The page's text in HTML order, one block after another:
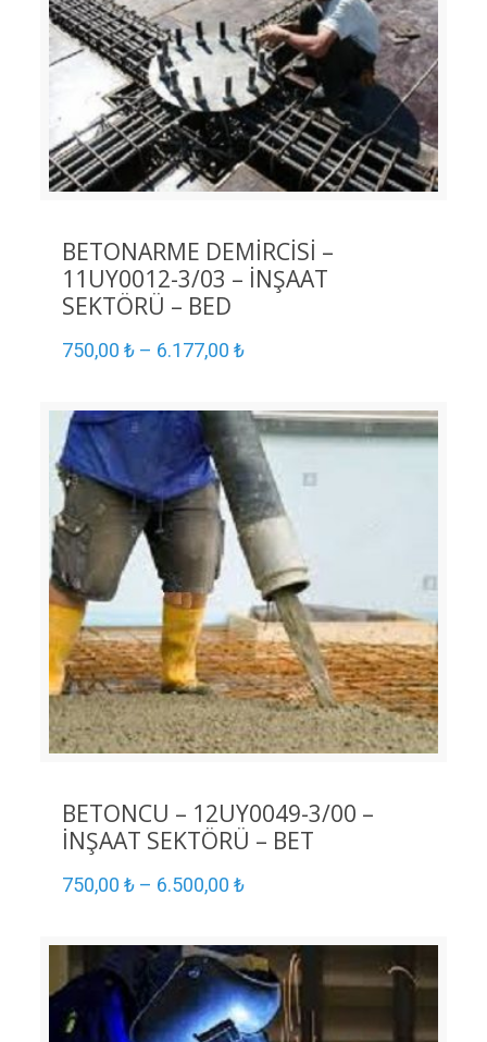
BETONARME DEMİRCİSİ –
11UY0012-3/03 – İNŞAAT
SEKTÖRÜ – BED
750,00 ₺– 6.177,00 ₺
BETONCU – 12UY0049-3/00 –
İNŞAAT SEKTÖRÜ – BET
750,00 ₺– 6.500,00 ₺